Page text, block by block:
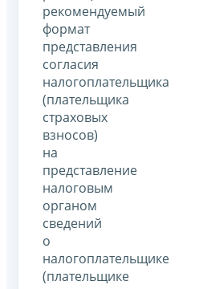
рекомендуемый
формат
представления
согласия
налогоплательщика
(плательщика
страховых
взносов)
на
представление
налоговым
органом
сведений
о
налогоплательщике
(плательщике